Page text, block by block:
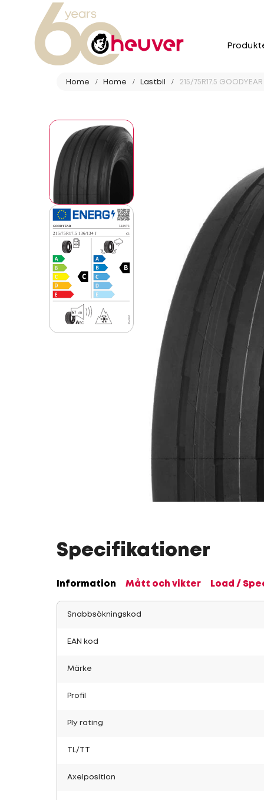
Home Home Lastbil 215/75R17.5
Specifikationer
Information Mått och vikter Load /
Snabbsökningskod
EAN kod
Märke
Profil
Ply rating
TL/TT
Axelposition